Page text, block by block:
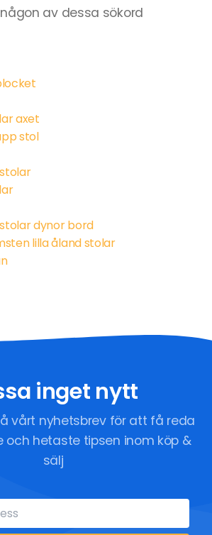
av dessa sökord
axet
stol
dynor bord
lilla åland stolar
inget nytt
vårt nyhetsbrev för att få reda
och hetaste tipsen inom köp &
sälj